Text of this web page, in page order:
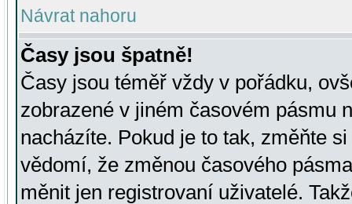
Návrat nahoru
Časy jsou špatně!
Časy jsou téměř vždy v pořádku,
zobrazené v jiném časovém pásmu
nacházíte. Pokud je to tak, změňte
vědomí, že změnou časového
měnit jen registrovaní uživatelé.